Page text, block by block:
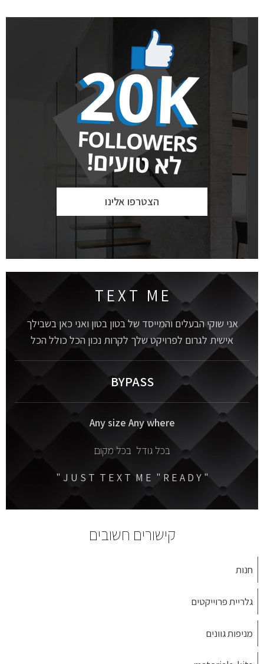
הצטרפו אלינו
T E X T M E
אני שוקי הבעלים והמייסד של בטון בטון ואני כאן בשבילך
אישית לגרום לפרויקט שלך לקרות נכון הכל כולל הכל
BYPASS
Any size Any where
בכל גודל בכל מקום
" J U S T T E X T M E " R E A D Y "
קישורים חשובים
חנות
גלריית פרוייקטים
מניפות גוונים